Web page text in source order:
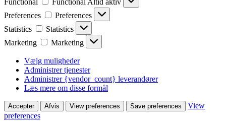
Functional Functional Altid aktiv
Preferences
Preferences
Statistics
Statistics
Marketing
Marketing
Vælg muligheder
Administrer tjenester
Administrer {vendor_count} leverandører
Læs mere om disse formål
Accepter Afvis View preferences Save preferences
View
preferences